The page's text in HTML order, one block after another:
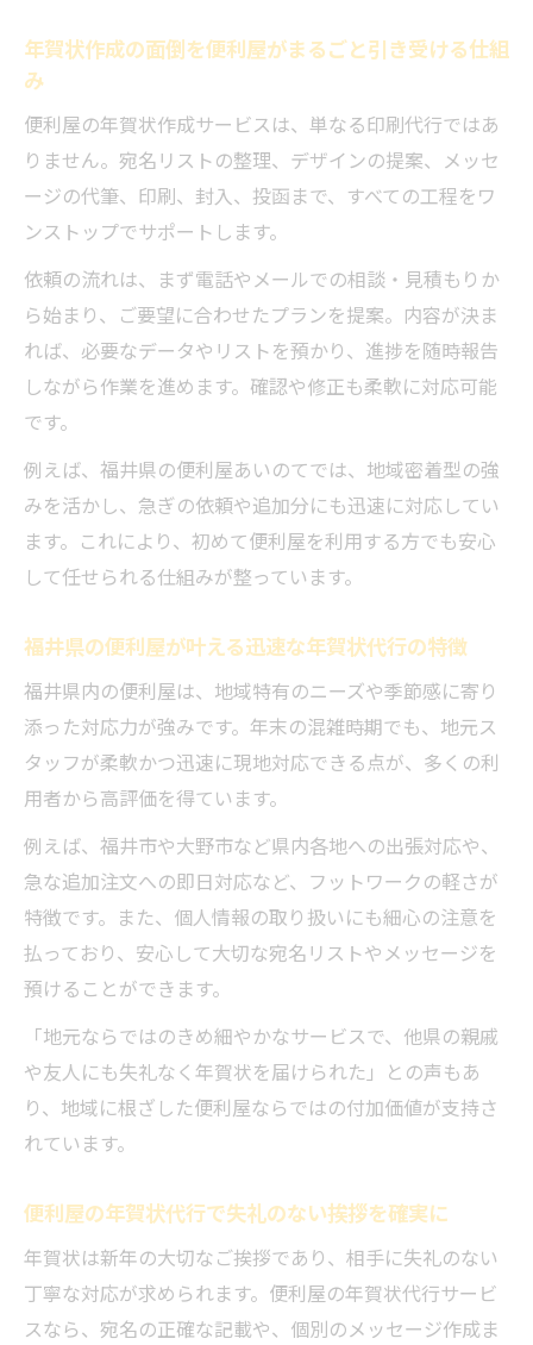
年賀状作成の面倒を便利屋がまるごと引き受ける仕組
み
便利屋の年賀状作成サービスは、単なる印刷代行ではあ
りません。宛名リストの整理、デザインの提案、メッセ
ージの代筆、印刷、封入、投函まで、すべての工程をワ
ンストップでサポートします。
依頼の流れは、まず電話やメールでの相談・見積もりか
ら始まり、ご要望に合わせたプランを提案。内容が決ま
れば、必要なデータやリストを預かり、進捗を随時報告
しながら作業を進めます。確認や修正も柔軟に対応可能
です。
例えば、福井県の便利屋あいのてでは、地域密着型の強
みを活かし、急ぎの依頼や追加分にも迅速に対応してい
ます。これにより、初めて便利屋を利用する方でも安心
して任せられる仕組みが整っています。
福井県の便利屋が叶える迅速な年賀状代行の特徴
福井県内の便利屋は、地域特有のニーズや季節感に寄り
添った対応力が強みです。年末の混雑時期でも、地元ス
タッフが柔軟かつ迅速に現地対応できる点が、多くの利
用者から高評価を得ています。
例えば、福井市や大野市など県内各地への出張対応や、
急な追加注文への即日対応など、フットワークの軽さが
特徴です。また、個人情報の取り扱いにも細心の注意を
払っており、安心して大切な宛名リストやメッセージを
預けることができます。
「地元ならではのきめ細やかなサービスで、他県の親戚
や友人にも失礼なく年賀状を届けられた」との声もあ
り、地域に根ざした便利屋ならではの付加価値が支持さ
れています。
便利屋の年賀状代行で失礼のない挨拶を確実に
年賀状は新年の大切なご挨拶であり、相手に失礼のない
丁寧な対応が求められます。便利屋の年賀状代行サービ
スなら、宛名の正確な記載や、個別のメッセージ作成ま